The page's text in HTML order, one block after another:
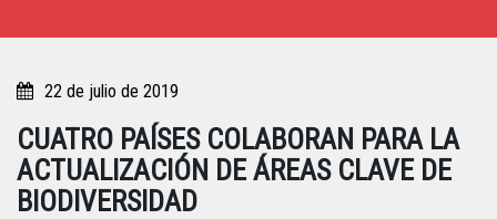
22 de julio de 2019
CUATRO PAÍSES COLABORAN PARA LA
ACTUALIZACIÓN DE ÁREAS CLAVE DE
BIODIVERSIDAD